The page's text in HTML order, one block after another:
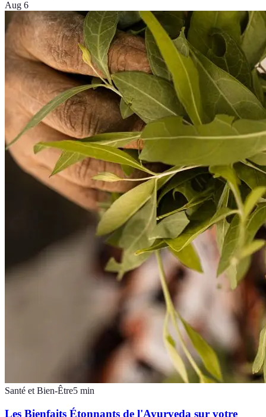
Aug 6
Santé et Bien-Être5 min
Les Bienfaits Étonnants de l'Ayurveda sur votre